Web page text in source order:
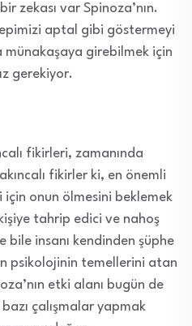
zekası var Spinoza’nın.
aptal gibi göstermeyi
münakaşaya girebilmek için
gerekiyor.
fikirleri, zamanında
fikirler ki, en önemli
için onun ölmesini beklemek
tahrip edici ve nahoş
bile insanı kendinden şüphe
psikolojinin temellerini atan
etki alanı bugün de
çalışmalar yapmak